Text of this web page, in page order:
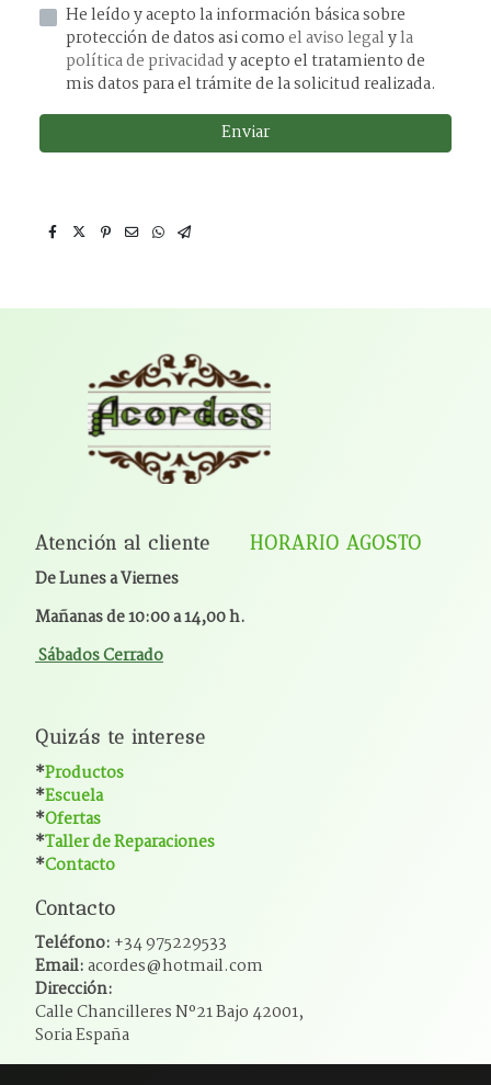
He leído y acepto la información básica sobre
protección de datos asi comoel aviso legalyla
política de privacidady acepto el tratamiento de
mis datos para el trámite de la solicitud realizada.
Enviar
Atención al cliente HORARIO AGOSTO
De Lunes a Viernes
Mañanas de 10:00 a 14,00 h.
Sábados Cerrado
Quizás te interese
*Productos
*Escuela
*Ofertas
*Taller de Reparaciones
*Contacto
Contacto
Teléfono: +34 975229533
Email:acordes@hotmail.com
Dirección:
Calle Chancilleres Nº21 Bajo 42001,
Soria España